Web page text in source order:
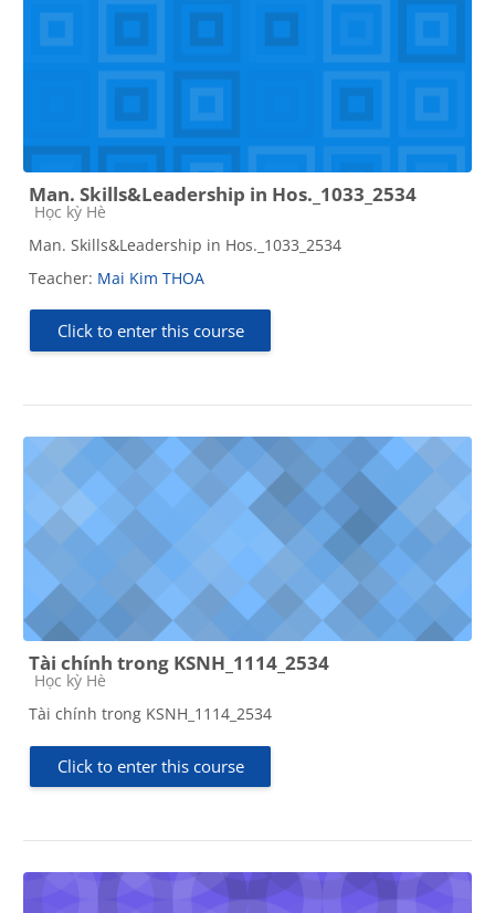
Man. Skills&Leadership in Hos._1033_2534
Course category
Học kỳ Hè
Man. Skills&Leadership in Hos._1033_2534
Teacher: Mai Kim THOA
Click to enter this course
Tài chính trong KSNH_1114_2534
Course category
Học kỳ Hè
Tài chính trong KSNH_1114_2534
Click to enter this course